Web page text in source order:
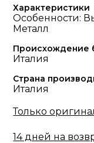
Характеристики
Особенности:
Металл
Происхождение
Италия
Страна
Италия
Только
14 дней на